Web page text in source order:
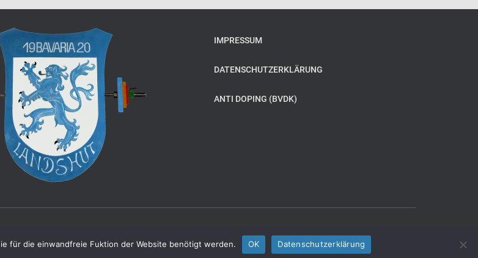
IMPRESSUM
DATENSCHUTZERKLÄRUNG
ANTI DOPING (BVDK)
für die einwandfreie Fuktion der Website benötigt werden.
OK Datenschutzerklärung